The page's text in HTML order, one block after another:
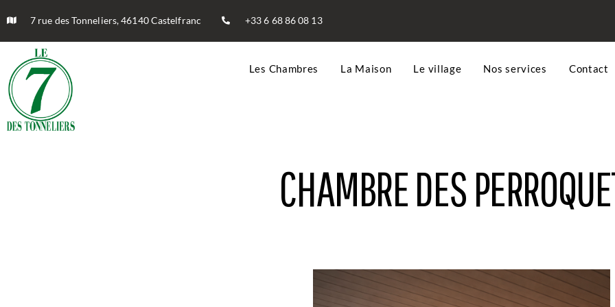
7 rue des Tonneliers, 46140 Castelfranc +33 6 68 86 08 13
Les Chambres La Maison Le village Nos services Contact
CHAMBRE DES